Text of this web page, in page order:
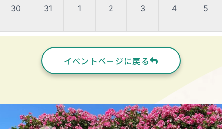
30 31 1 2 3 4 5
イベントページに戻る